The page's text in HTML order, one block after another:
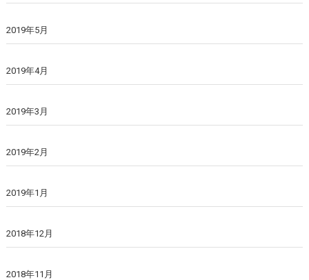
2019年5月
2019年4月
2019年3月
2019年2月
2019年1月
2018年12月
2018年11月